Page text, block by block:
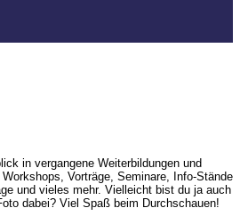
in vergangene Weiterbildungen und
Vorträge, Seminare, Info-Stände
und vieles mehr. Vielleicht bist du ja auch
dabei? Viel Spaß beim Durchschauen!